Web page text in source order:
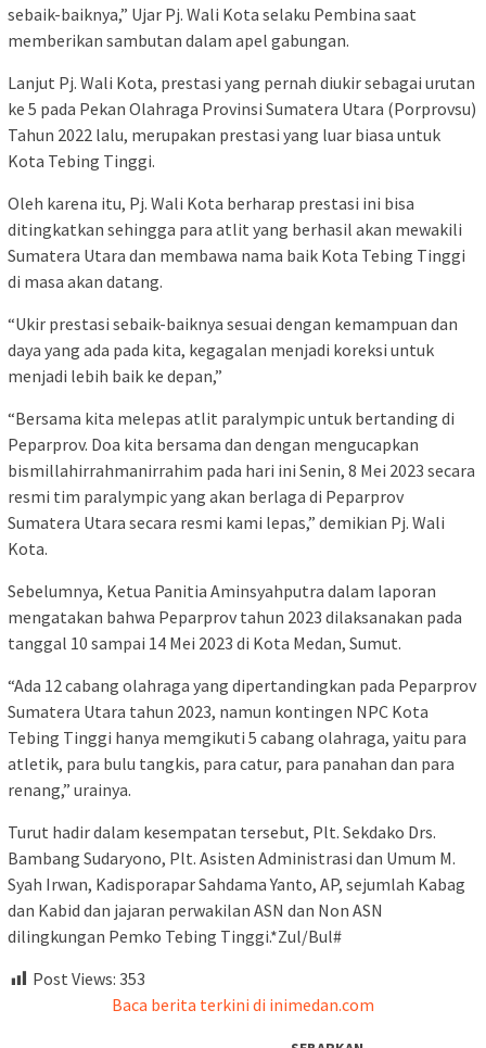
sebaik-baiknya,” Ujar Pj. Wali Kota selaku Pembina saat
memberikan sambutan dalam apel gabungan.
Lanjut Pj. Wali Kota, prestasi yang pernah diukir sebagai urutan
ke 5 pada Pekan Olahraga Provinsi Sumatera Utara (Porprovsu)
Tahun 2022 lalu, merupakan prestasi yang luar biasa untuk
Kota Tebing Tinggi.
Oleh karena itu, Pj. Wali Kota berharap prestasi ini bisa
ditingkatkan sehingga para atlit yang berhasil akan mewakili
Sumatera Utara dan membawa nama baik Kota Tebing Tinggi
di masa akan datang.
“Ukir prestasi sebaik-baiknya sesuai dengan kemampuan dan
daya yang ada pada kita, kegagalan menjadi koreksi untuk
menjadi lebih baik ke depan,”
“Bersama kita melepas atlit paralympic untuk bertanding di
Peparprov. Doa kita bersama dan dengan mengucapkan
bismillahirrahmanirrahim pada hari ini Senin, 8 Mei 2023 secara
resmi tim paralympic yang akan berlaga di Peparprov
Sumatera Utara secara resmi kami lepas,” demikian Pj. Wali
Kota.
Sebelumnya, Ketua Panitia Aminsyahputra dalam laporan
mengatakan bahwa Peparprov tahun 2023 dilaksanakan pada
tanggal 10 sampai 14 Mei 2023 di Kota Medan, Sumut.
“Ada 12 cabang olahraga yang dipertandingkan pada Peparprov
Sumatera Utara tahun 2023, namun kontingen NPC Kota
Tebing Tinggi hanya memgikuti 5 cabang olahraga, yaitu para
atletik, para bulu tangkis, para catur, para panahan dan para
renang,” urainya.
Turut hadir dalam kesempatan tersebut, Plt. Sekdako Drs.
Bambang Sudaryono, Plt. Asisten Administrasi dan Umum M.
Syah Irwan, Kadisporapar Sahdama Yanto, AP, sejumlah Kabag
dan Kabid dan jajaran perwakilan ASN dan Non ASN
dilingkungan Pemko Tebing Tinggi.*Zul/Bul#
Post Views: 353
Baca berita terkini di inimedan.com